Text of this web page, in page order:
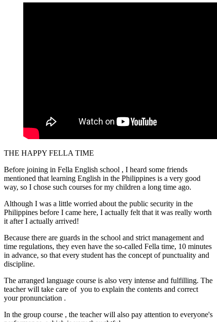
THE HAPPY FELLA TIME
Before joining in Fella English school , I heard some friends
mentioned that learning English in the Philippines is a very good
way, so I chose such courses for my children a long time ago.
Although I was a little worried about the public security in the
Philippines before I came here, I actually felt that it was really worth
it after I actually arrived!
Because there are guards in the school and strict management and
time regulations, they even have the so-called Fella time, 10 minutes
in advance, so that every student has the concept of punctuality and
discipline.
The arranged language course is also very intense and fulfilling. The
teacher will take care of you to explain the contents and correct
your pronunciation .
In the group course , the teacher will also pay attention to everyone's